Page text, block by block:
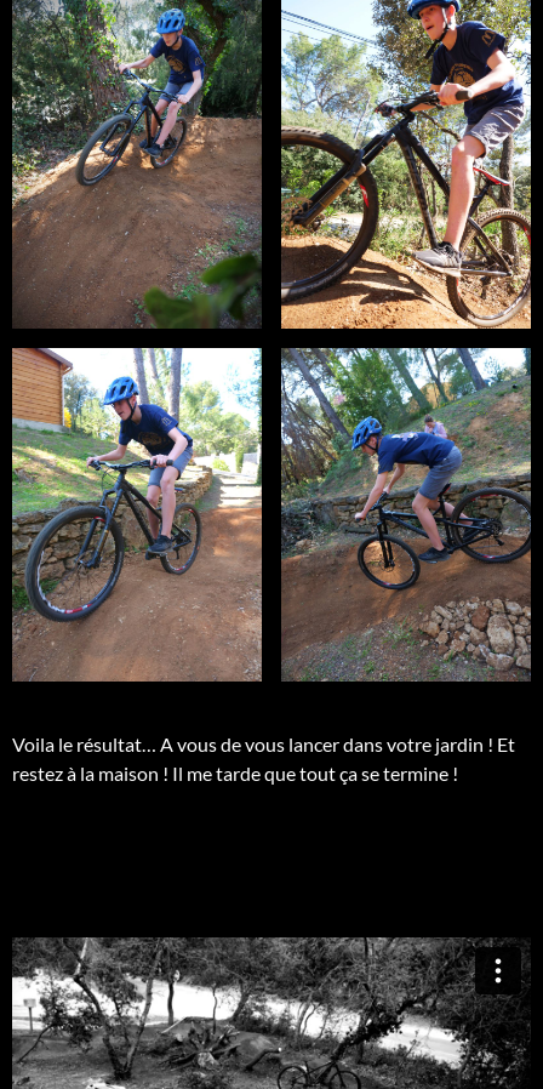
Voila le résultat… A vous de vous lancer dans votre jardin ! Et
restez à la maison ! Il me tarde que tout ça se termine !